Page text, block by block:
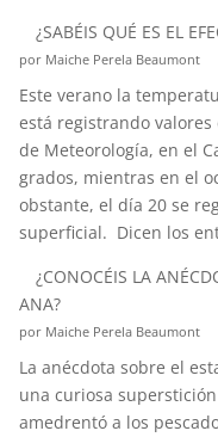
¿SABÉIS QUÉ ES EL
por Maiche Perela Beaumont
Este verano la
está registrando valores
de Meteorología, en el
grados, mientras en el
obstante, el día 20 se
superficial. Dicen los
¿CONOCÉIS LA
ANA?
por Maiche Perela Beaumont
La anécdota sobre el
una curiosa
amedrentó a los